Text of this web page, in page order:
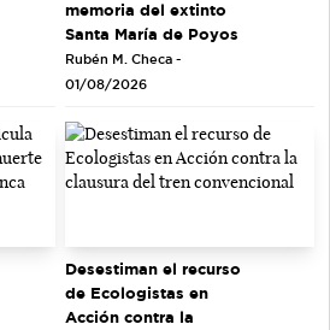
memoria del extinto
Santa María de Poyos
Rubén M. Checa -
01/08/2026
Desestiman el recurso
de Ecologistas en
Acción contra la